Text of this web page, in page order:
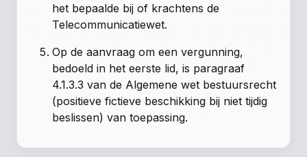
het bepaalde bij of krachtens de
Telecommunicatiewet.
Op de aanvraag om een vergunning,
bedoeld in het eerste lid, is paragraaf
4.1.3.3 van de Algemene wet bestuursrecht
(positieve fictieve beschikking bij niet tijdig
beslissen) van toepassing.